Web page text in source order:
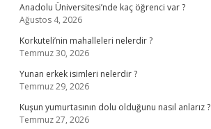
Anadolu Üniversitesi’nde kaç öğrenci var ?
Ağustos 4, 2026
Korkuteli’nin mahalleleri nelerdir ?
Temmuz 30, 2026
Yunan erkek isimleri nelerdir ?
Temmuz 29, 2026
Kuşun yumurtasının dolu olduğunu nasıl anlarız ?
Temmuz 27, 2026